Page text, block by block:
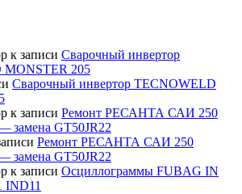
к записи Сварочный инвертор
205
Сварочный инвертор TECNOWELD
к записи Ремонт РЕСАНТА САИ 250
замена GT50JR22
Ремонт РЕСАНТА САИ 250
замена GT50JR22
к записи Осциллограммы FUBAG IN
IND11